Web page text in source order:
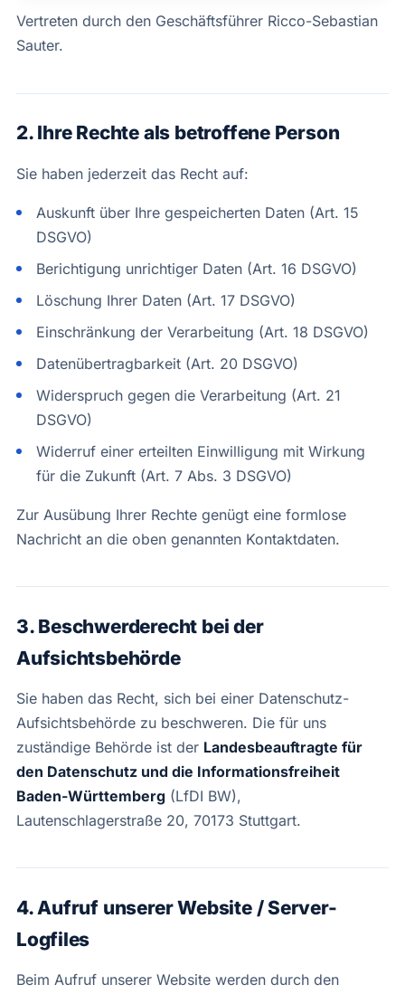
Vertreten durch den Geschäftsführer Ricco-Sebastian
Sauter.
2. Ihre Rechte als betroffene Person
Sie haben jederzeit das Recht auf:
Auskunft über Ihre gespeicherten Daten (Art. 15
DSGVO)
Berichtigung unrichtiger Daten (Art. 16 DSGVO)
Löschung Ihrer Daten (Art. 17 DSGVO)
Einschränkung der Verarbeitung (Art. 18 DSGVO)
Datenübertragbarkeit (Art. 20 DSGVO)
Widerspruch gegen die Verarbeitung (Art. 21
DSGVO)
Widerruf einer erteilten Einwilligung mit Wirkung
für die Zukunft (Art. 7 Abs. 3 DSGVO)
Zur Ausübung Ihrer Rechte genügt eine formlose
Nachricht an die oben genannten Kontaktdaten.
3. Beschwerderecht bei der
Aufsichtsbehörde
Sie haben das Recht, sich bei einer Datenschutz-
Aufsichtsbehörde zu beschweren. Die für uns
zuständige Behörde ist der Landesbeauftragte für
den Datenschutz und die Informationsfreiheit
Baden-Württemberg(LfDI BW),
Lautenschlagerstraße 20, 70173 Stuttgart.
4. Aufruf unserer Website / Server-
Logfiles
Beim Aufruf unserer Website werden durch den